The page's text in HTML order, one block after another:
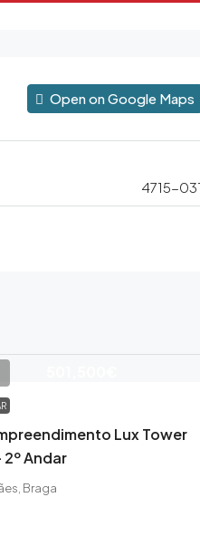
Open on Google Maps
4715-
Lux Tower
2º Andar
Braga